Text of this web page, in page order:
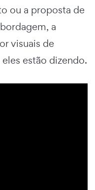
ou a proposta de
a
visuais de
estão dizendo.